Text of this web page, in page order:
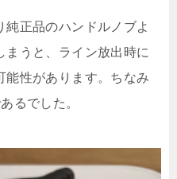
正品のハンドルノブよ
まうと、ライン放出時に
能性があります。ちなみ
るでした。